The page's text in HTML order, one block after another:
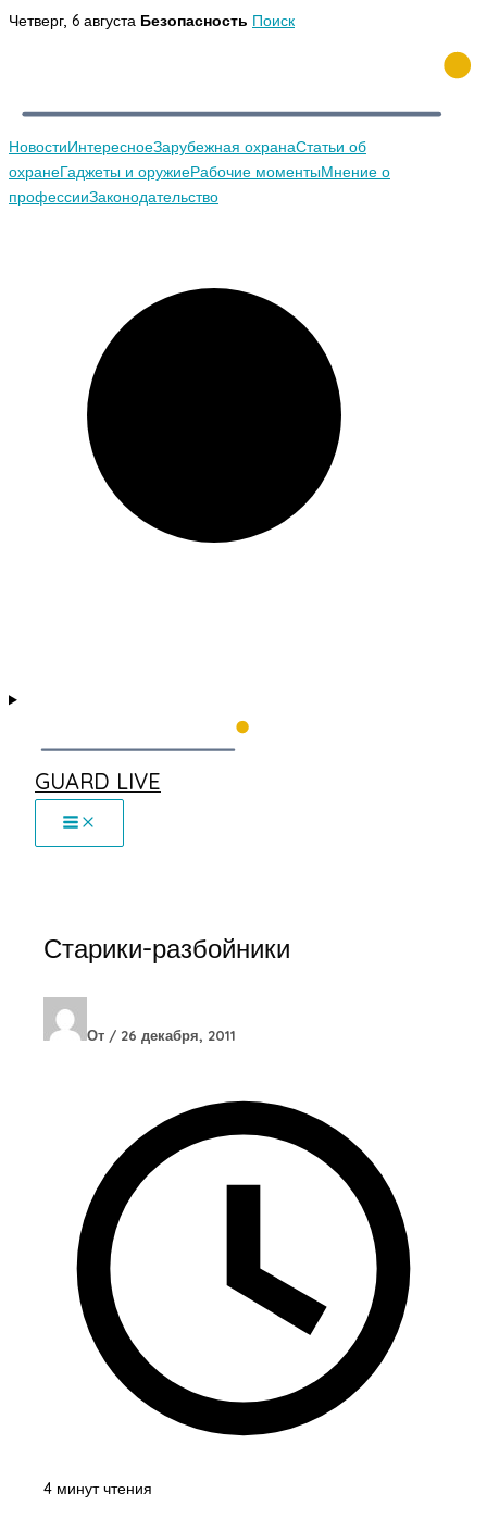
Перейти
Четверг, 6 августа Безопасность Поиск
НовостиИнтересноеЗарубежная охранаСтатьи об
охранеГаджеты и оружиеРабочие моментыМнение о
профессииЗаконодательство
GUARD LIVE
Старики-разбойники
От / 26 декабря, 2011
4 минут чтения